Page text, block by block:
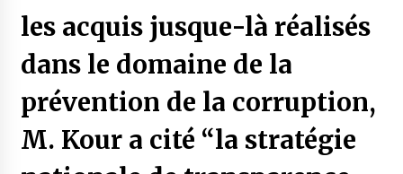
les acquis jusque-là réalisés
dans le domaine de la
prévention de la corruption,
M. Kour a cité “la stratégie